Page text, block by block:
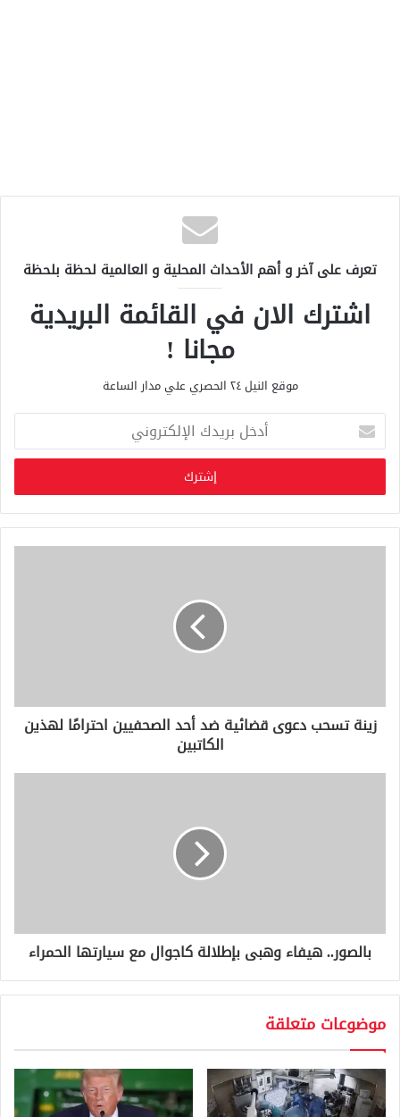
تعرف على آخر و أهم الأحداث المحلية و العالمية لحظة بلحظة
اشترك الان في القائمة البريدية
مجانا !
موقع النيل ٢٤ الحصري علي مدار الساعة
خ
ب
ر
ي
د
ر
زينة تسحب دعوى قضائية ضد أحد الصحفيين احترامًا لهذين
الكاتبين
بالصور.. هيفاء وهبى بإطلالة كاجوال مع سيارتها الحمراء
موضوعات متعلقة